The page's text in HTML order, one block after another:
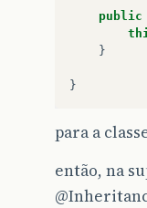
public
}
}
public
}
}
para a
então, na